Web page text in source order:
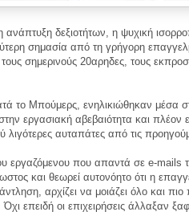
ανάπτυξη δεξιοτήτων, η ψυχική
σημασία από τη γρήγορη
τους σημερινούς 20αρηδες, τους
το Μπούμερς, ενηλικιώθηκαν μέσα
εργασιακή αβεβαιότητα και πλέον
λιγότερες αυταπάτες από τις
εργαζόμενου που απαντά σε e-mails
και θεωρεί αυτονόητο ότι η
αρχίζει να μοιάζει όλο και πιο
επειδή οι επιχειρήσεις άλλαξαν